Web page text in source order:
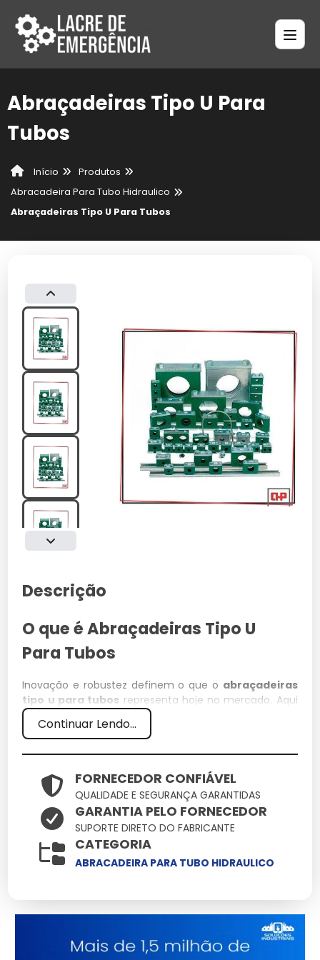
Abraçadeiras Tipo U Para
Tubos
Início
Produtos
Abracadeira Para Tubo Hidraulico
Abraçadeiras Tipo U Para Tubos
Descrição
O que é Abraçadeiras Tipo U
Para Tubos
Inovação e robustez definem o que o abraçadeiras
tipo u para tubos representa hoje no mercado. Aqui
você encontra soluções onde cada abraçadeiras tipo
u para tubos deve entregar o máximo de
Especificações Técnicas
Atributo
Detalhes
Base Técnica
para uso contínuo
Certificação
rigorosos testes de
qualidade
Aplicação
Design versátil para
múltiplos cenários
Continuar Lendo...
FORNECEDOR CONFIÁVEL
QUALIDADE E SEGURANÇA GARANTIDAS
GARANTIA PELO FORNECEDOR
SUPORTE DIRETO DO FABRICANTE
CATEGORIA
ABRACADEIRA PARA TUBO HIDRAULICO